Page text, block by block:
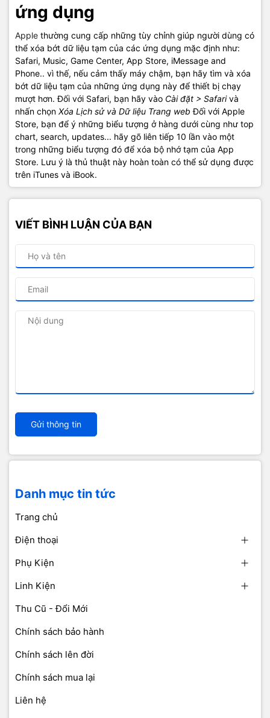
ứng dụng
Apple thường cung cấp những tùy chỉnh giúp người dùng có
thể xóa bớt dữ liệu tạm của các ứng dụng mặc định như:
Safari, Music, Game Center, App Store, iMessage and
Phone.. vì thế, nếu cảm thấy máy chậm, bạn hãy tìm và xóa
bớt dữ liệu tạm của những ứng dụng này để thiết bị chạy
mượt hơn. Đối với Safari, bạn hãy vào Cài đặt > Safarivà
nhấn chọn Xóa Lịch sử và Dữ liệu Trang web Đối với Apple
Store, bạn để ý những biểu tượng ở hàng dưới cùng như top
chart, search, updates... hãy gõ liên tiếp 10 lần vào một
trong những biểu tượng đó để xóa bộ nhớ tạm của App
Store. Lưu ý là thủ thuật này hoàn toàn có thể sử dụng được
trên iTunes và iBook.
VIẾT BÌNH LUẬN CỦA BẠN
Gửi thông tin
Danh mục tin tức
Trang chủ
Điện thoại
Phụ Kiện
Linh Kiện
Thu Cũ - Đổi Mới
Chính sách bảo hành
Chính sách lên đời
Chính sách mua lại
Liên hệ